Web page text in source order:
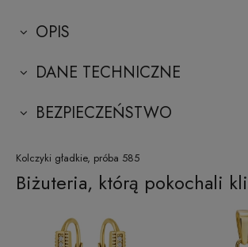
OPIS
DANE TECHNICZNE
BEZPIECZEŃSTWO
Kolczyki gładkie, próba 585
Biżuteria, którą pokochali